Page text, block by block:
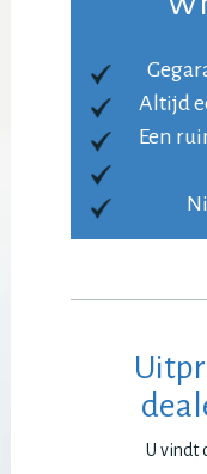
Altijd
Een
U vindt